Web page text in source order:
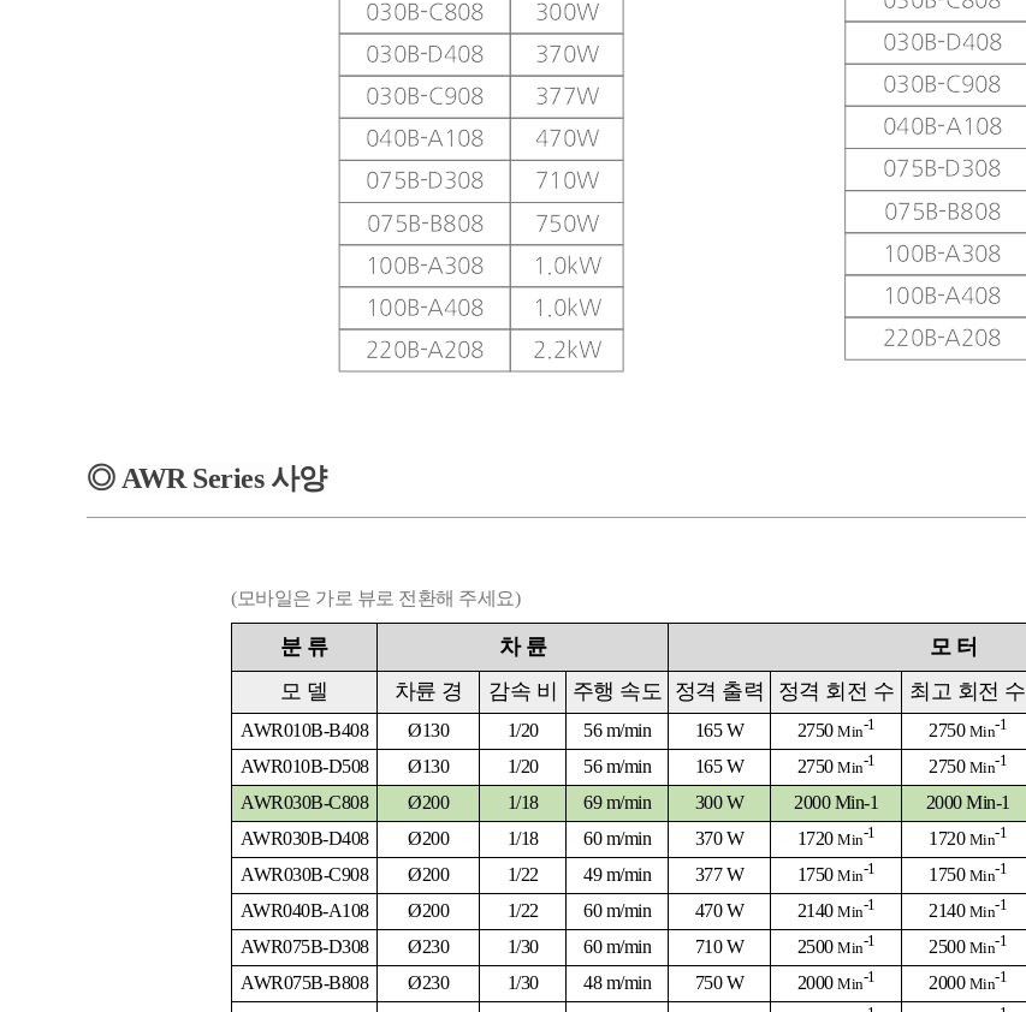
◎ AWR Series 사양
(모바일은 가로 뷰로 전환해 주세요)
분 류 차 륜 모 터
모 델 차륜 경 감속 비 주행 속도 정격 출력 정격 회전 수 최고 회전 수
AWR010B-B408 Ø130 1/20 56 m/min 165 W 2750 Min-1 2750 Min-1
AWR010B-D508
Ø130 1/20 56 m/min 165 W 2750 Min-1 2750 Min-1
AWR030B-C808
Ø200 1/18 69 m/min 300 W 2000 Min-1 2000 Min-1
AWR030B-D408
Ø200 1/18 60 m/min 370 W 1720 Min-1 1720 Min-1
AWR030B-C908
Ø200 1/22 49 m/min 377 W 1750 Min-1 1750 Min-1
AWR040B-A108
Ø200 1/22 60 m/min 470 W 2140 Min-1 2140 Min-1
AWR075B-D308
Ø230 1/30 60 m/min 710 W 2500 Min-1 2500 Min-1
AWR075B-B808
Ø230 1/30 48 m/min 750 W 2000 Min-1 2000 Min-1